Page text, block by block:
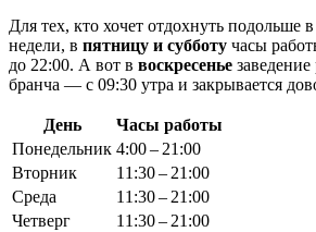
Для тех, кто хочет отдохнуть подольше
недели, в пятницу и субботу часы
до 22:00. А вот в воскресенье
бранча — с 09:30 утра и закрывается
День
Часы работы
Понедельник 4:00 – 21:00
Вторник
11:30 – 21:00
Среда
11:30 – 21:00
Четверг
11:30 – 21:00